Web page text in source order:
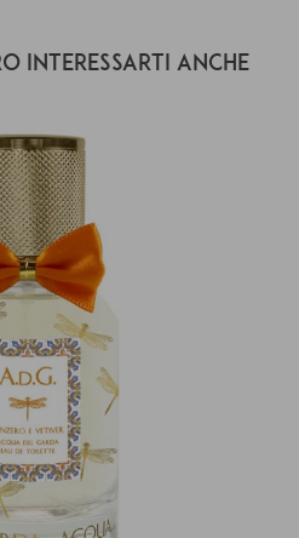
interessarti anche